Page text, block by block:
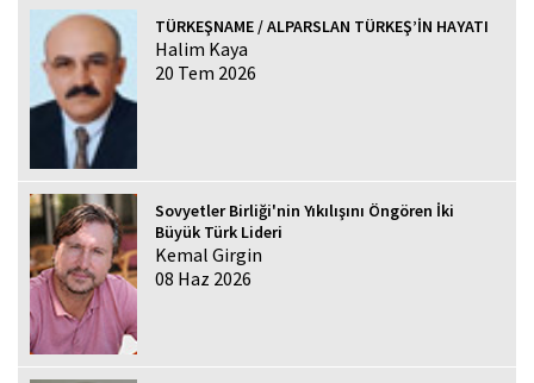
TÜRKEŞNAME / ALPARSLAN TÜRKEŞ’İN HAYATI
Halim Kaya
20 Tem 2026
Sovyetler Birliği'nin Yıkılışını Öngören İki
Büyük Türk Lideri
Kemal Girgin
08 Haz 2026